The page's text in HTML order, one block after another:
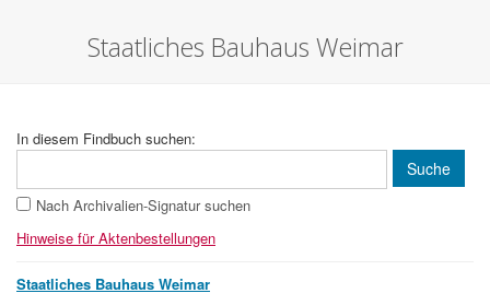
Staatliches Bauhaus Weimar
In diesem Findbuch suchen:
Nach Archivalien-Signatur suchen
Hinweise für Aktenbestellungen
Staatliches Bauhaus Weimar